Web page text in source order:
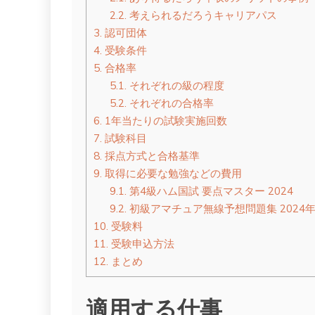
2.2. 考えられるだろうキャリアパス
3. 認可団体
4. 受験条件
5. 合格率
5.1.
それぞれの級の程度
5.2. それぞれの合格率
6. 1年当たりの試験実施回数
7. 試験科目
8. 採点方式と合格基準
9. 取得に必要な勉強などの費用
9.1. 第4級ハム国試 要点マスター 2024
9.2. 初級アマチュア無線予想問題集 2024
10. 受験料
11.
受験申込方法
12.
まとめ
適用する仕事